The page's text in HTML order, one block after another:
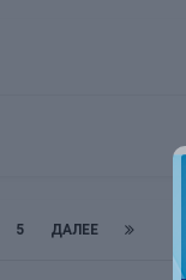
5 ДАЛЕЕ